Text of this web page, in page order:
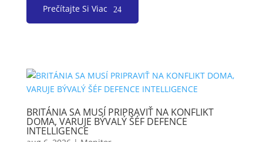
Prečítajte Si Viac
BRITÁNIA SA MUSÍ PRIPRAVIŤ NA KONFLIKT
DOMA, VARUJE BÝVALÝ ŠÉF DEFENCE
INTELLIGENCE